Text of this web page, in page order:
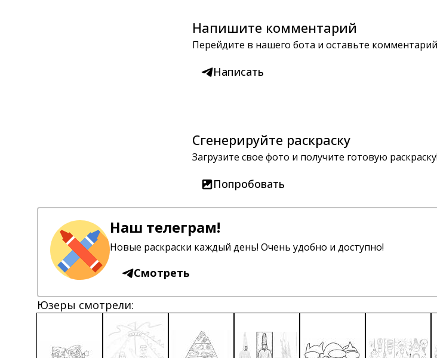
Напишите комментарий
Перейдите в нашего бота и оставьте
Написать
Сгенерируйте раскраску
Загрузите свое фото и получите готовую раскраску!
Попробовать
Наш телеграм!
Новые раскраски каждый день! Очень удобно и доступно!
Смотреть
Юзеры смотрели: